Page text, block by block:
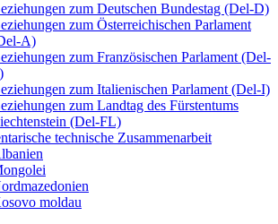
zum Deutschen Bundestag (Del-D)
zum Österreichischen Parlament
A)
zum Französischen Parlament (Del-
zum Italienischen Parlament (Del-I)
zum Landtag des Fürstentums
(Del-FL)
technische Zusammenarbeit
moldau